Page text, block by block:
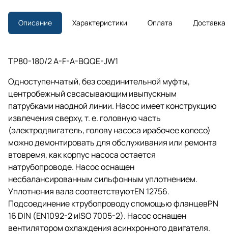
Описание Характеристики Оплата Доставка
TP80-180/2 A-F-A-BQQE-JW1
Одноступенчатый, без соединительной муфты,
центробежный свсасывающим ивыпускным
патрубками наодной линии. Насос имеет конструкцию
извлечения сверху,т. е. головную часть
(электродвигатель, голову насоса ирабочее колесо)
можно демонтировать для обслуживания или ремонта
втовремя, как корпус насоса остается
натрубопроводе. Насос оснащен
несбалансированным сильфонным уплотнением.
Уплотнения вала соответствуютEN 12756.
Подсоединение ктрубопроводу спомощью фланцевPN
16 DIN (EN1092-2 иISO 7005-2). Насос оснащен
вентилятором охлаждения асинхронного двигателя.